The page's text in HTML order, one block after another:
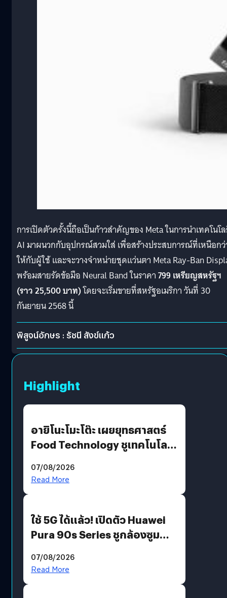
การเปิดตัวครั้งนี้ถือเป็นก้าวสำคัญของ Meta ในการนำเทคโนโ
AI มาผนวกกับอุปกรณ์สวมใส่ เพื่อสร้างประสบการณ์ที่เหนือก
ให้กับผู้ใช้ และจะวางจำหน่ายชุดแว่นตา Meta Ray-Ban
พร้อมสายรัดข้อมือ Neural Band ในราคา799 เหรียญสหรัฐฯ
(ราว 25,500 บาท)โดยจะเริ่มขายที่สหรัฐอเมริกา วันที่ 30
กันยายน 2568 นี้
พิสูจน์อักษร : รัชนี สังข์แก้ว
Highlight
อายิโนะโมะโต๊ะ เผยยุทธศาสตร์
Food Technology ชูเทคโนโลยี
บริโภคและ B2B
07/08/2026
Read More
ใช้ 5G ได้แล้ว! เปิดตัว Huawei
Pura 90s Series ชูกล้องซูม
07/08/2026
Read More